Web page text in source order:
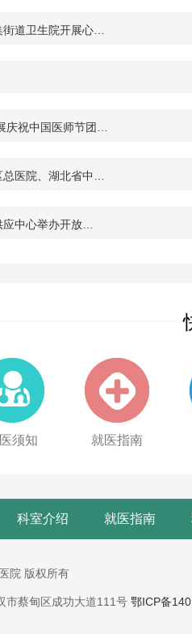
街道卫生院开展心…
祝中国医师节团…
医院、湖北省中…
中心举办开放…
须知 就医指南
科室介绍 就医指南
院 版权所有
市蔡甸区成功大道111号 鄂ICP备